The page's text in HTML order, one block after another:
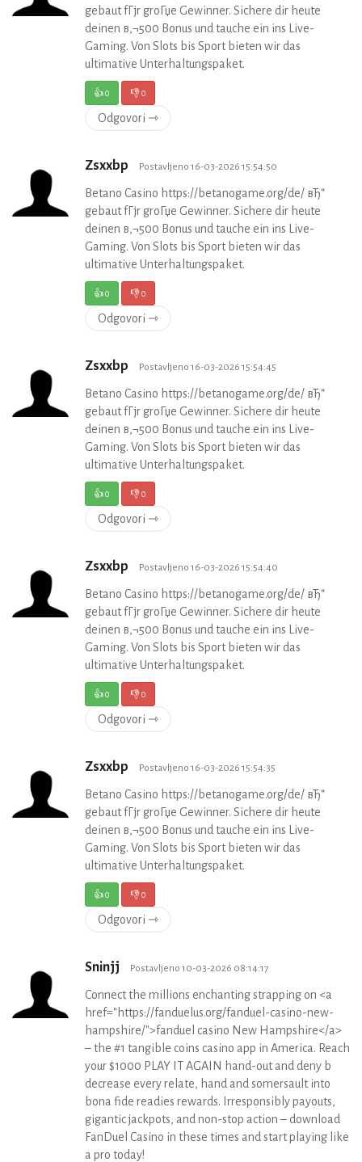
gebaut fГјr groГџe Gewinner. Sichere dir heute
deinen в‚¬500 Bonus und tauche ein ins Live-
Gaming. Von Slots bis Sport bieten wir das
ultimative Unterhaltungspaket.
👍0 👎0
Odgovori ⇾
Zsxxbp Postavljeno 16-03-2026 15:54:50
Betano Casino https://betanogame.org/de/ вЂ“
gebaut fГјr groГџe Gewinner. Sichere dir heute
deinen в‚¬500 Bonus und tauche ein ins Live-
Gaming. Von Slots bis Sport bieten wir das
ultimative Unterhaltungspaket.
👍0 👎0
Odgovori ⇾
Zsxxbp Postavljeno 16-03-2026 15:54:45
Betano Casino https://betanogame.org/de/ вЂ“
gebaut fГјr groГџe Gewinner. Sichere dir heute
deinen в‚¬500 Bonus und tauche ein ins Live-
Gaming. Von Slots bis Sport bieten wir das
ultimative Unterhaltungspaket.
👍0 👎0
Odgovori ⇾
Zsxxbp Postavljeno 16-03-2026 15:54:40
Betano Casino https://betanogame.org/de/ вЂ“
gebaut fГјr groГџe Gewinner. Sichere dir heute
deinen в‚¬500 Bonus und tauche ein ins Live-
Gaming. Von Slots bis Sport bieten wir das
ultimative Unterhaltungspaket.
👍0 👎0
Odgovori ⇾
Zsxxbp Postavljeno 16-03-2026 15:54:35
Betano Casino https://betanogame.org/de/ вЂ“
gebaut fГјr groГџe Gewinner. Sichere dir heute
deinen в‚¬500 Bonus und tauche ein ins Live-
Gaming. Von Slots bis Sport bieten wir das
ultimative Unterhaltungspaket.
👍0 👎0
Odgovori ⇾
Sninjj Postavljeno 10-03-2026 08:14:17
Connect the millions enchanting strapping on <a
href="https://fanduelus.org/fanduel-casino-new-
hampshire/">fanduel casino New Hampshire</a>
– the #1 tangible coins casino app in America. Reach
your $1000 PLAY IT AGAIN hand-out and deny b
decrease every relate, hand and somersault into
bona fide readies rewards. Irresponsibly payouts,
gigantic jackpots, and non-stop action – download
FanDuel Casino in these times and start playing like
a pro today!